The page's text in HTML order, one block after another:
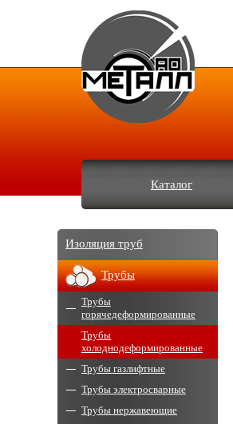
Каталог
Изоляция труб
Трубы
Трубы
горячедеформированные
Трубы
холоднодеформированные
Трубы газлифтные
Трубы электросварные
Трубы нержавеющие